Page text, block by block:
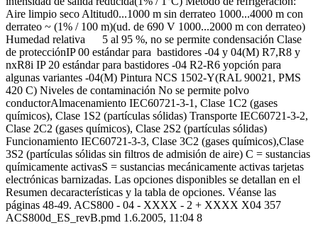
Aire limpio seco Altitud0...1000 m sin derrateo 1000...4000 m con
derrateo ~ (1% / 100 m)(ud. de 690 V 1000...2000 m con derrateo)
Humedad relativa 5 al 95 %, no se permite condensación Clase
de protecciónIP 00 estándar para bastidores -04 y 04(M) R7,R8 y
nxR8i IP 20 estándar para bastidores -04 R2-R6 yopción para
algunas variantes -04(M) Pintura NCS 1502-Y(RAL 90021, PMS
420 C) Niveles de contaminación No se permite polvo
conductorAlmacenamiento IEC60721-3-1, Clase 1C2 (gases
químicos), Clase 1S2 (partículas sólidas) Transporte IEC60721-3-2,
Clase 2C2 (gases químicos), Clase 2S2 (partículas sólidas)
Funcionamiento IEC60721-3-3, Clase 3C2 (gases químicos),Clase
3S2 (partículas sólidas sin filtros de admisión de aire) C = sustancias
químicamente activasS = sustancias mecánicamente activas tarjetas
electrónicas barnizadas. Las opciones disponibles se detallan en el
Resumen decaracterísticas y la tabla de opciones. Véanse las
páginas 48-49. ACS800 - 04 - XXXX - 2 + XXXX X04 357
ACS800d_ES_revB.pmd 1.6.2005, 11:04 8